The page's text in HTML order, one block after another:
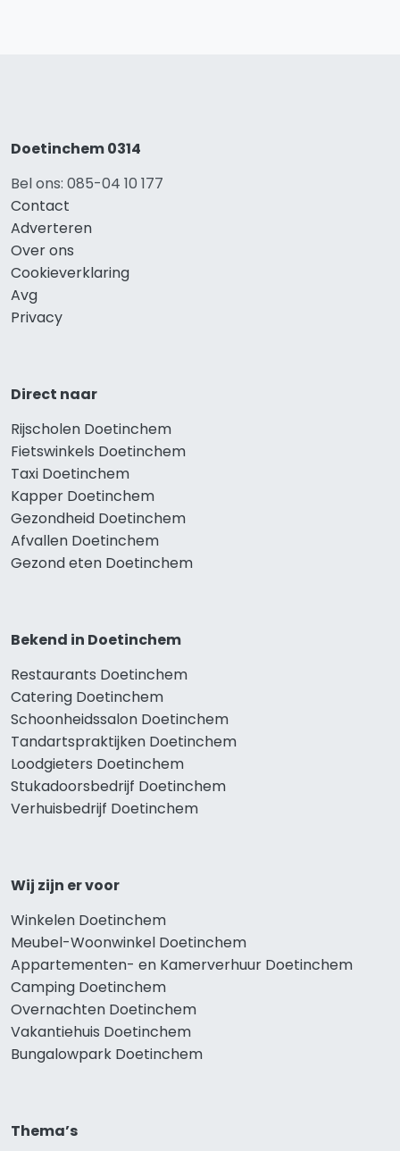
Doetinchem 0314
Bel ons: 085-04 10 177
Contact
Adverteren
Over ons
Cookieverklaring
Avg
Privacy
Direct naar
Rijscholen Doetinchem
Fietswinkels Doetinchem
Taxi Doetinchem
Kapper Doetinchem
Gezondheid Doetinchem
Afvallen Doetinchem
Gezond eten Doetinchem
Bekend in Doetinchem
Restaurants Doetinchem
Catering Doetinchem
Schoonheidssalon Doetinchem
Tandartspraktijken Doetinchem
Loodgieters Doetinchem
Stukadoorsbedrijf Doetinchem
Verhuisbedrijf Doetinchem
Wij zijn er voor
Winkelen Doetinchem
Meubel-Woonwinkel Doetinchem
Appartementen- en Kamerverhuur Doetinchem
Camping Doetinchem
Overnachten Doetinchem
Vakantiehuis Doetinchem
Bungalowpark Doetinchem
Thema’s